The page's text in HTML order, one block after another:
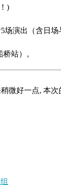
)
演出（含日场
站）。
微好一点, 本